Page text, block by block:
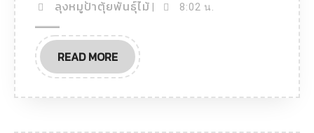
ลุงหมูป้าตุ้ยพันธุ์ไม้
8:02 น.
READ MORE